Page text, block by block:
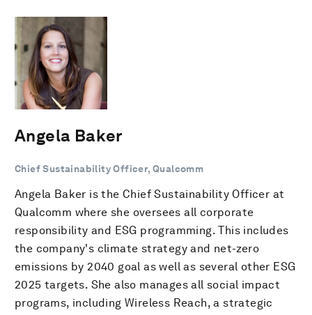
Angela Baker
Chief Sustainability Officer, Qualcomm
Angela Baker is the Chief Sustainability Officer at
Qualcomm where she oversees all corporate
responsibility and ESG programming. This includes
the company's climate strategy and net-zero
emissions by 2040 goal as well as several other ESG
2025 targets. She also manages all social impact
programs, including Wireless Reach, a strategic